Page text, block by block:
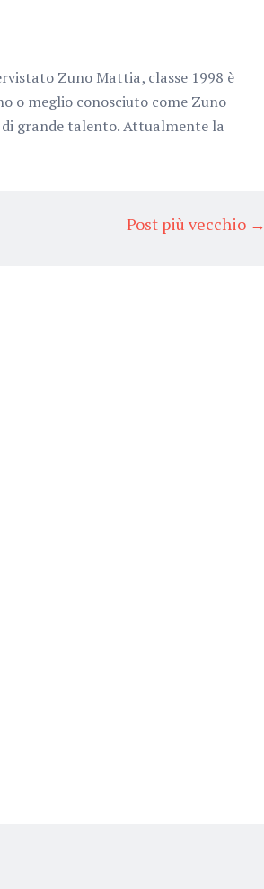
Zuno Mattia, classe 1998 è
o meglio conosciuto come Zuno
grande talento. Attualmente la
Post più vecchio →